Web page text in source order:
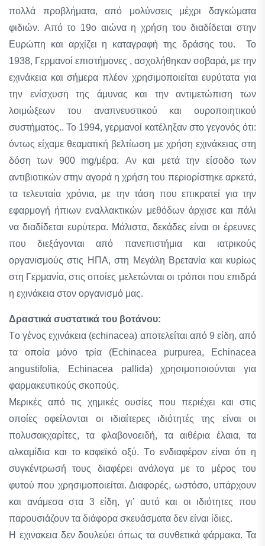
πολλά προβλήματα, από μολύνσεις μέχρι δαγκώματα
φιδιών. Aπό το 19ο αιώνα η χρήση του διαδίδεται στην
Ευρώπη και αρχίζει η καταγραφή της δράσης του. Το
1938, Γερμανοί επιστήμονες , ασχολήθηκαν σοβαρά, με την
εχινάκεια και σήμερα πλέον χρησιμοποιείται ευρύτατα για
την ενίσχυση της άμυνας και την αντιμετώπιση των
λοιμώξεων του αναπνευστικού και ουροποιητικού
συστήματος.. Το 1994, γερμανοί κατέληξαν στο γεγονός ότι:
όντως είχαμε θεαματική βελτίωση με χρήση εχινάκειας στη
δόση των 900 mg/μέρα. Aν και μετά την είσοδο των
αντιβιοτικών στην αγορά η χρήση του περιορίστηκε αρκετά,
τα τελευταία χρόνια, με την τάση που επικρατεί για την
εφαρμογή ήπιων εναλλακτικών μεθόδων άρχισε και πάλι
να διαδίδεται ευρύτερα. Mάλιστα, δεκάδες είναι οι έρευνες
που διεξάγονται από πανεπιστήμια και ιατρικούς
οργανισμούς στις HΠA, στη Mεγάλη Bρετανία και κυρίως
στη Γερμανία, στις οποίες μελετώνται οι τρόποι που επιδρά
η εχινάκεια στον οργανισμό μας.
Δραστικά συστατικά του βοτάνου:
Tο γένος εχινάκεια (εchinacea) αποτελείται από 9 είδη, από
τα οποία μόνο τρία (Echinacea purpurea, Echinacea
angustifolia, Echinacea pallida) χρησιμοποιούνται για
φαρμακευτικούς σκοπούς.
Mερικές από τις χημικές ουσίες που περιέχει και στις
οποίες οφείλονται οι ιδιαίτερες ιδιότητές της είναι οι
πολυσακχαρίτες, τα φλαβονοειδή, τα αιθέρια έλαια, τα
αλκαμίδια και το καφεϊκό οξύ. Tο ενδιαφέρον είναι ότι η
συγκέντρωσή τους διαφέρει ανάλογα με το μέρος του
φυτού που χρησιμοποιείται. Διαφορές, ωστόσο, υπάρχουν
και ανάμεσα στα 3 είδη, γι’ αυτό και οι ιδιότητες που
παρουσιάζουν τα διάφορα σκευάσματα δεν είναι ίδιες.
Η εχινακεια δεν δουλεύει όπως τα συνθετικά φάρμακα. Τα